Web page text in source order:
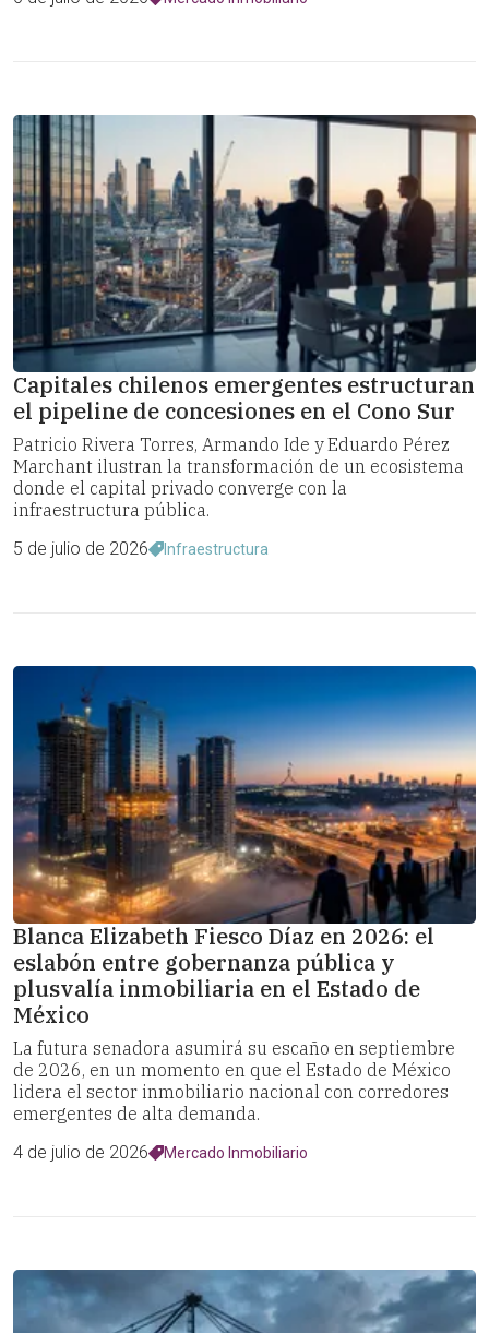
Capitales chilenos emergentes estructuran
el pipeline de concesiones en el Cono Sur
Patricio Rivera Torres, Armando Ide y Eduardo Pérez
Marchant ilustran la transformación de un ecosistema
donde el capital privado converge con la
infraestructura pública.
5 de julio de 2026 Infraestructura
Blanca Elizabeth Fiesco Díaz en 2026: el
eslabón entre gobernanza pública y
plusvalía inmobiliaria en el Estado de
México
La futura senadora asumirá su escaño en septiembre
de 2026, en un momento en que el Estado de México
lidera el sector inmobiliario nacional con corredores
emergentes de alta demanda.
4 de julio de 2026 Mercado Inmobiliario